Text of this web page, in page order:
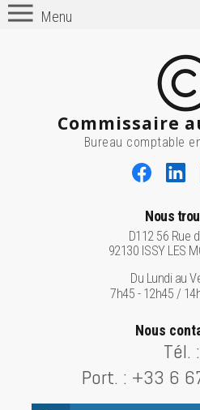
Menu
Commissaire
Bureau comptable
Nous
D112 56 Rue
92130 ISSY LES
Du Lundi au
7h45 - 12h45 /
Nous
Tél. :
Port. : +33 6